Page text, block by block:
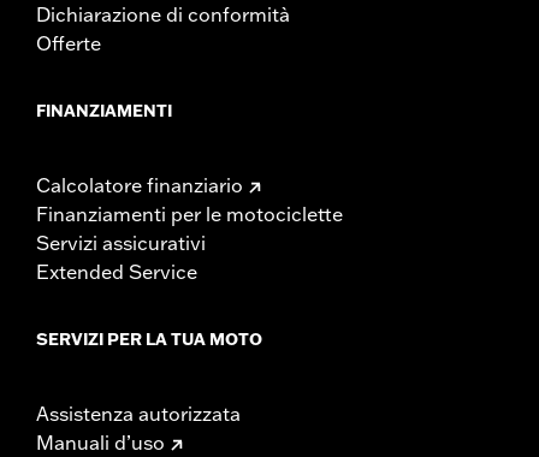
Dichiarazione di conformità
Offerte
FINANZIAMENTI
Calcolatore finanziario
Finanziamenti per le motociclette
Servizi assicurativi
Extended Service
SERVIZI PER LA TUA MOTO
Assistenza autorizzata
Manuali d’uso